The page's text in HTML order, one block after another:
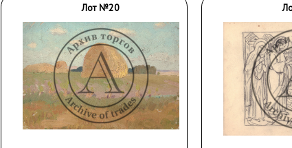
Лот №20